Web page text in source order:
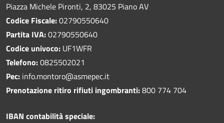
Piazza Michele Pironti, 2, 83025 Piano AV
Codice Fiscale:02790550640
Partita IVA:02790550640
Codice univoco: UF1WFR
Telefono:0825502021
Pec: info.montoro@asmepec.it
Prenotazione ritiro rifiuti ingombranti:800 774 704
IBAN contabilità speciale: